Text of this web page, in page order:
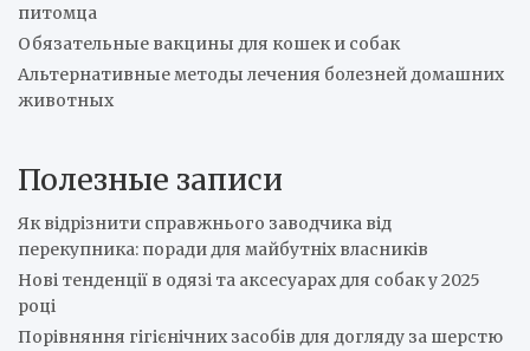
питомца
Обязательные вакцины для кошек и собак
Альтернативные методы лечения болезней домашних
животных
Полезные записи
Як відрізнити справжнього заводчика від
перекупника: поради для майбутніх власників
Нові тенденції в одязі та аксесуарах для собак у 2025
році
Порівняння гігієнічних засобів для догляду за шерстю